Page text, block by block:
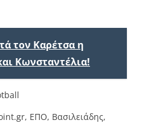
τον Καρέτσα η
Κωνσταντέλια!
, ΕΠΟ, Βασιλειάδης,